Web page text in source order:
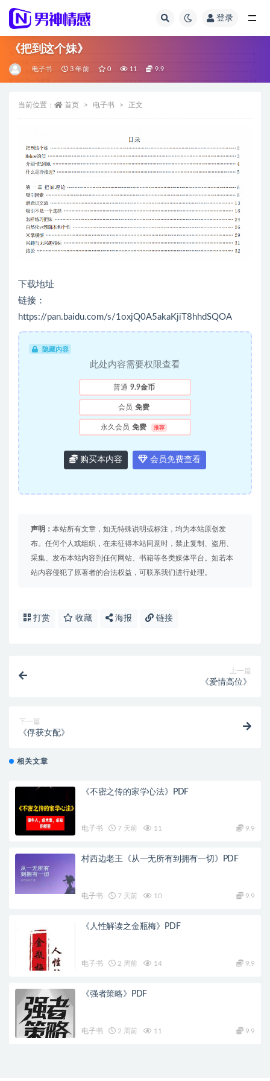
登录
《把到这个妹》
电子书 3 年前 0 11 9.9
当前位置： 首页 电子书 正文
下载地址
链接：
https://pan.baidu.com/s/1oxjQ0A5akaKjiT8hhdSQOA
隐藏内容
此处内容需要权限查看
普通 9.9金币
会员 免费
永久会员 免费 推荐
购买本内容 会员免费查看
声明： 本站所有文章，如无特殊说明或标注，均为本站原创发
布。任何个人或组织，在未征得本站同意时，禁止复制、盗用、
采集、发布本站内容到任何网站、书籍等各类媒体平台。如若本
站内容侵犯了原著者的合法权益，可联系我们进行处理。
打赏 收藏 海报 链接
上一篇
《爱情高位》
下一篇
《俘获女配》
相关文章
《不密之传的家学心法》PDF
电子书 7 天前 11 9.9
村西边老王《从一无所有到拥有一切》PDF
电子书 7 天前 10 9.9
《人性解读之金瓶梅》PDF
电子书 2 周前 14 9.9
《强者策略》PDF
电子书 2 周前 11 9.9